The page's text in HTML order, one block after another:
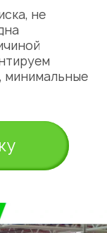
не
минимальные